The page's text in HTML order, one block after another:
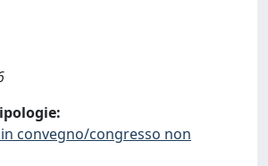
convegno/congresso non